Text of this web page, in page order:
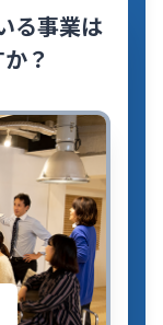
る事業は
？